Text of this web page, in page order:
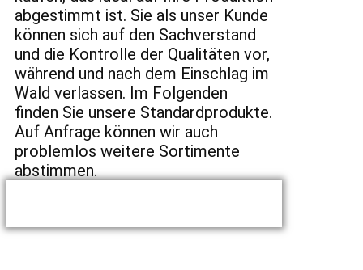
abgestimmt ist. Sie als unser Kunde
können sich auf den Sachverstand
und die Kontrolle der Qualitäten vor,
während und nach dem Einschlag im
Wald verlassen. Im Folgenden
finden Sie unsere Standardprodukte.
Auf Anfrage können wir auch
problemlos weitere Sortimente
abstimmen.